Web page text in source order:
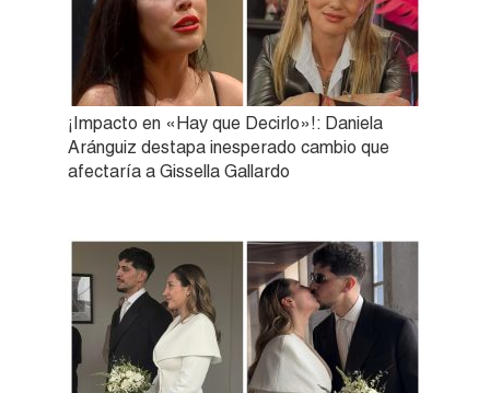
¡Impacto en «Hay que Decirlo»!: Daniela
Aránguiz destapa inesperado cambio que
afectaría a Gissella Gallardo